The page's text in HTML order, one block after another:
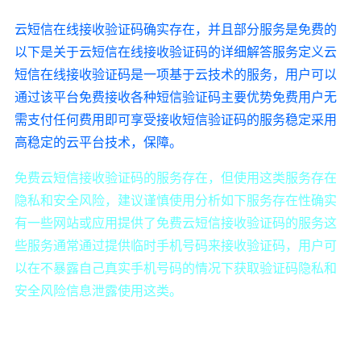
云短信在线接收验证码确实存在，并且部分服务是免费的
以下是关于云短信在线接收验证码的详细解答服务定义云
短信在线接收验证码是一项基于云技术的服务，用户可以
通过该平台免费接收各种短信验证码主要优势免费用户无
需支付任何费用即可享受接收短信验证码的服务稳定采用
高稳定的云平台技术，保障。
免费云短信接收验证码的服务存在，但使用这类服务存在
隐私和安全风险，建议谨慎使用分析如下服务存在性确实
有一些网站或应用提供了免费云短信接收验证码的服务这
些服务通常通过提供临时手机号码来接收验证码，用户可
以在不暴露自己真实手机号码的情况下获取验证码隐私和
安全风险信息泄露使用这类。